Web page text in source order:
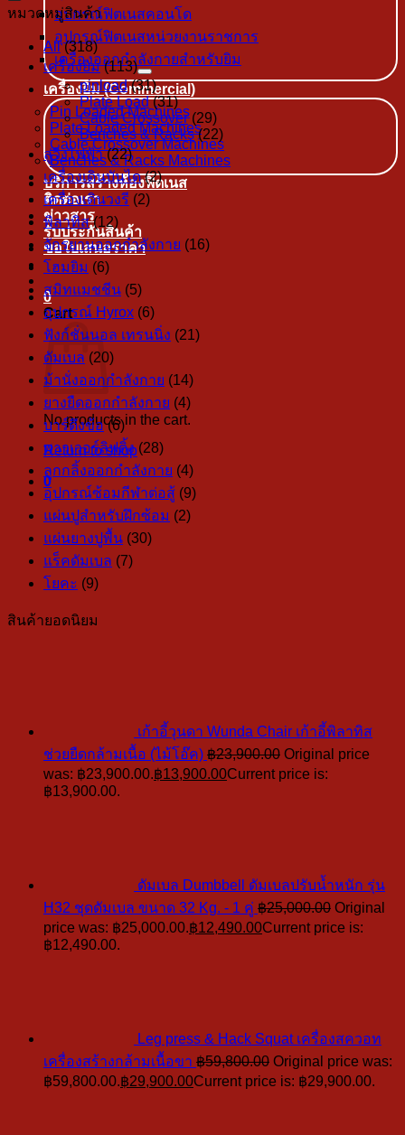
อุปกรณ์ฟิตเนสคอนโด
อุปกรณ์ฟิตเนสหน่วยงานราชการ
เครื่องออกกำลังกายสำหรับยิม
เครื่องยิม (Commercial)
Pin Loaded Machines
Plate Loaded Machines
Cable Crossover Machines
Benches & Racks Machines
บริการสร้างห้องฟิตเนส
ติดต่อเรา
ข่าวสาร
รับประกันสินค้า
ขอใบเสนอราคา
0
Cart
No products in the cart.
Return to shop
0
หมวดหมู่สินค้า
All (318)
เครื่องยิม (113)
pinload (31)
Plate Load (31)
Cable Crossover (29)
Benches & Racks (22)
ลู่วิ่งไฟฟ้า (22)
เครื่องเดินบันได (2)
เครื่องเดินวงรี (2)
พิลาทิส (12)
จักรยานออกกำลังกาย (16)
โฮมยิม (6)
สมิทแมชชีน (5)
อุปกรณ์ Hyrox (6)
ฟังก์ชั่นนอล เทรนนิ่ง (21)
ดัมเบล (20)
ม้านั่งออกกำลังกาย (14)
ยางยืดออกกำลังกาย (4)
บาร์ดึงข้อ (6)
พาวเวอร์ลิฟติ้ง (28)
ลูกกลิ้งออกกำลังกาย (4)
อุปกรณ์ซ้อมกีฬาต่อสู้ (9)
แผ่นปูสำหรับฝึกซ้อม (2)
แผ่นยางปูพื้น (30)
แร็คดัมเบล (7)
โยคะ (9)
สินค้ายอดนิยม
เก้าอี้วุนดา Wunda Chair เก้าอี้พิลาทิส
ช่วยยืดกล้ามเนื้อ (ไม้โอ๊ค) ฿23,900.00 Original price
was: ฿23,900.00.฿13,900.00Current price is:
฿13,900.00.
ดัมเบล Dumbbell ดัมเบลปรับน้ำหนัก รุ่น
H32 ชุดดัมเบล ขนาด 32 Kg. - 1 คู่ ฿25,000.00 Original
price was: ฿25,000.00.฿12,490.00Current price is:
฿12,490.00.
Leg press & Hack Squat เครื่องสควอท
เครื่องสร้างกล้ามเนื้อขา ฿59,800.00 Original price was:
฿59,800.00.฿29,900.00Current price is: ฿29,900.00.